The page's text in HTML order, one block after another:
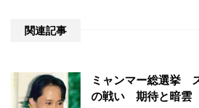
関連記事
ミャンマー総選挙
の戦い 期待と暗雲